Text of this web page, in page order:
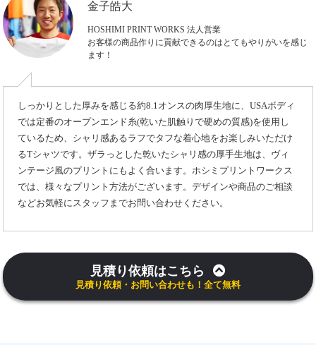
金子皓大
HOSHIMI PRINT WORKS 法人営業
お客様の商品作りに貢献できるのはとてもやりがいを感じ
ます！
しっかりとした厚みを感じる約8.1オンスの肉厚生地に、USAボディ
では定番のオープンエンド糸(乾いた肌触りで硬めの質感)を使用し
ているため、シャリ感あるラフでタフな着心地をお楽しみいただけ
るTシャツです。ザラっとした乾いたシャリ感の厚手生地は、ヴィ
ンテージ風のプリントにもよく合います。ホシミプリントワークス
では、様々なプリント方法がございます。デザインや商品のご相談
などお気軽にスタッフまでお問い合わせください。
見積り依頼はこちら
見積り依頼・お問い合わせも！全て無料